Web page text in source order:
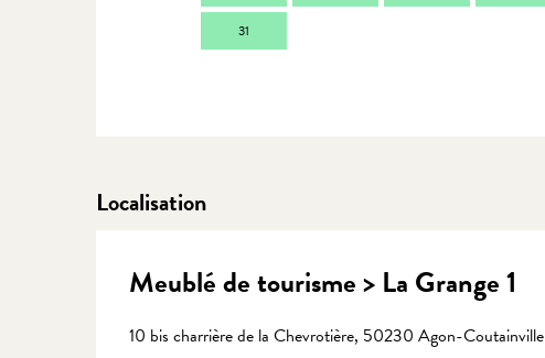
31
Localisation
Meublé de tourisme > La Grange 1
10 bis charrière de la Chevrotière, 50230 Agon-Coutainville